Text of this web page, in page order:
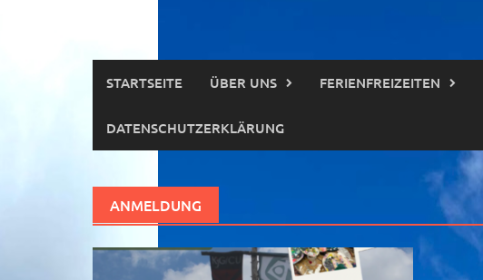
STARTSEITE ÜBER UNS FERIENFREIZEITEN
DATENSCHUTZERKLÄRUNG
ANMELDUNG